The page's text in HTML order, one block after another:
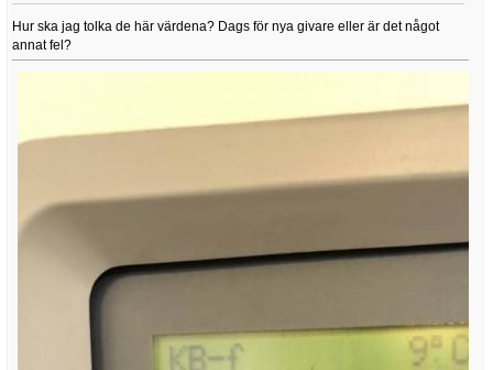
Hur ska jag tolka de här värdena? Dags för nya givare eller är det något
annat fel?